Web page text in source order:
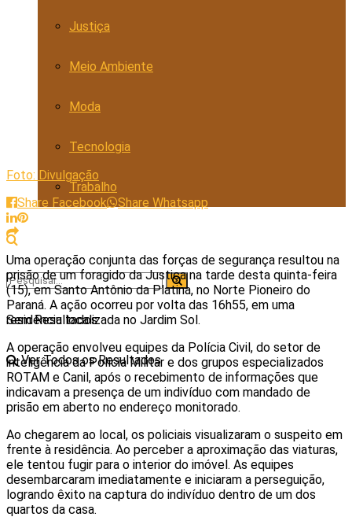
Justiça
Meio Ambiente
Moda
Tecnologia
Trabalho
Sem Resultados
Ver Todos os Resultados
Foto: Divulgação
Share Facebook
Share Whatsapp
Uma operação conjunta das forças de segurança resultou na
prisão de um foragido da Justiça na tarde desta quinta-feira
(15), em Santo Antônio da Platina, no Norte Pioneiro do
Paraná. A ação ocorreu por volta das 16h55, em uma
residência localizada no Jardim Sol.
A operação envolveu equipes da Polícia Civil, do setor de
inteligência da Polícia Militar e dos grupos especializados
ROTAM e Canil, após o recebimento de informações que
indicavam a presença de um indivíduo com mandado de
prisão em aberto no endereço monitorado.
Ao chegarem ao local, os policiais visualizaram o suspeito em
frente à residência. Ao perceber a aproximação das viaturas,
ele tentou fugir para o interior do imóvel. As equipes
desembarcaram imediatamente e iniciaram a perseguição,
logrando êxito na captura do indivíduo dentro de um dos
quartos da casa.